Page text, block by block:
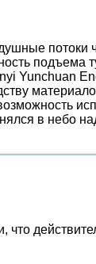
подъема
Yunchuan
в небо
что